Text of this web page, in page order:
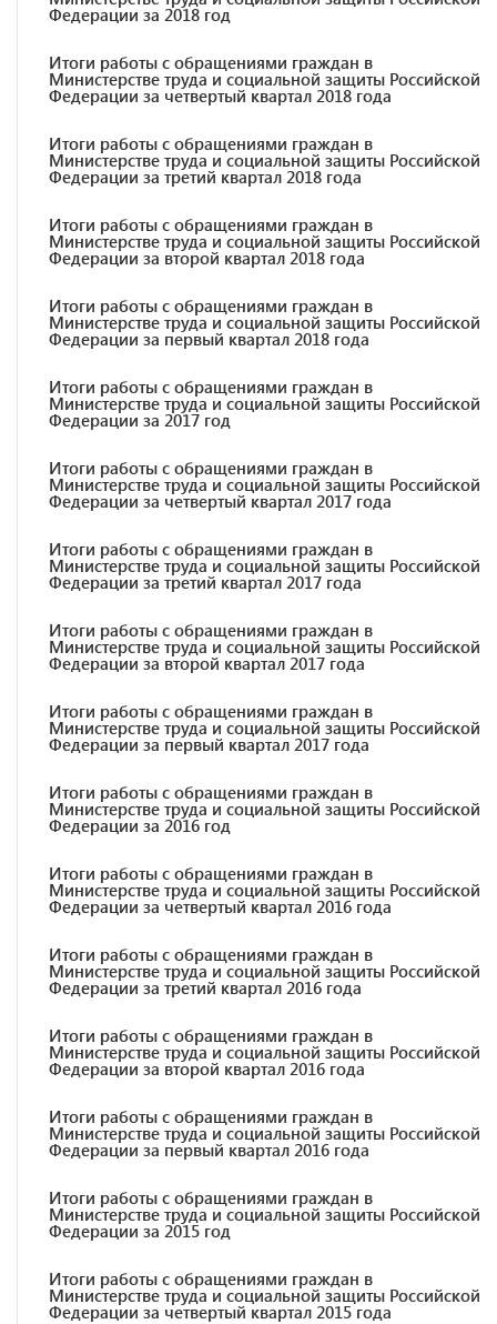
Федерации за 2018 год
Итоги работы с обращениями граждан в
Министерстве труда и социальной защиты Российской
Федерации за четвертый квартал 2018 года
Итоги работы с обращениями граждан в
Министерстве труда и социальной защиты Российской
Федерации за третий квартал 2018 года
Итоги работы с обращениями граждан в
Министерстве труда и социальной защиты Российской
Федерации за второй квартал 2018 года
Итоги работы с обращениями граждан в
Министерстве труда и социальной защиты Российской
Федерации за первый квартал 2018 года
Итоги работы с обращениями граждан в
Министерстве труда и социальной защиты Российской
Федерации за 2017 год
Итоги работы с обращениями граждан в
Министерстве труда и социальной защиты Российской
Федерации за четвертый квартал 2017 года
Итоги работы с обращениями граждан в
Министерстве труда и социальной защиты Российской
Федерации за третий квартал 2017 года
Итоги работы с обращениями граждан в
Министерстве труда и социальной защиты Российской
Федерации за второй квартал 2017 года
Итоги работы с обращениями граждан в
Министерстве труда и социальной защиты Российской
Федерации за первый квартал 2017 года
Итоги работы с обращениями граждан в
Министерстве труда и социальной защиты Российской
Федерации за 2016 год
Итоги работы с обращениями граждан в
Министерстве труда и социальной защиты Российской
Федерации за четвертый квартал 2016 года
Итоги работы с обращениями граждан в
Министерстве труда и социальной защиты Российской
Федерации за третий квартал 2016 года
Итоги работы с обращениями граждан в
Министерстве труда и социальной защиты Российской
Федерации за второй квартал 2016 года
Итоги работы с обращениями граждан в
Министерстве труда и социальной защиты Российской
Федерации за первый квартал 2016 года
Итоги работы с обращениями граждан в
Министерстве труда и социальной защиты Российской
Федерации за 2015 год
Итоги работы с обращениями граждан в
Министерстве труда и социальной защиты Российской
Федерации за четвертый квартал 2015 года